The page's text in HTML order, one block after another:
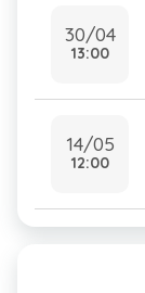
30/04
13:00
14/05
12:00